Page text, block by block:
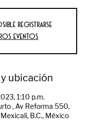
registrarse
eventos
ubicación
1:10 p.m.
, Av Reforma 550,
B.C., México